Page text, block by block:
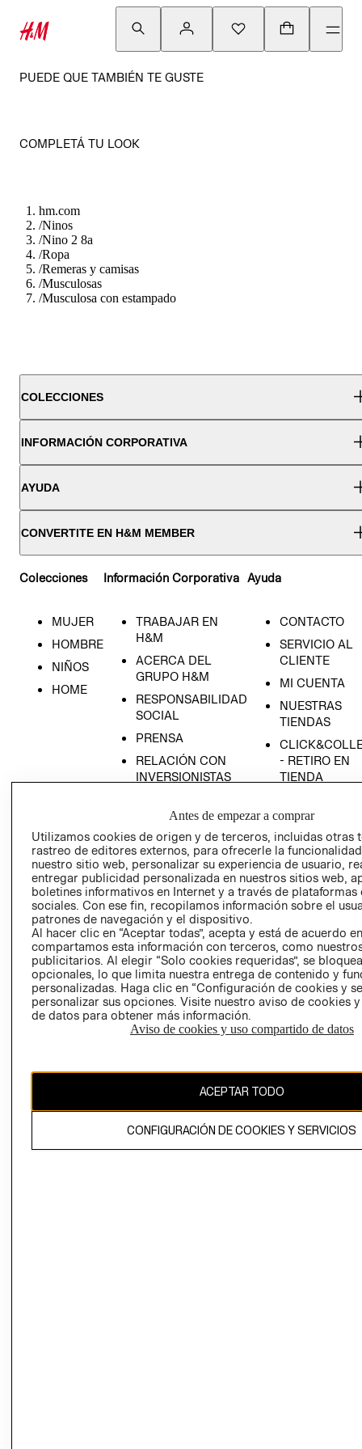
PUEDE QUE TAMBIÉN TE GUSTE
COMPLETÁ TU LOOK
hm.com
/Ninos
/Nino 2 8a
/Ropa
/Remeras y camisas
/Musculosas
/Musculosa con estampado
COLECCIONES
INFORMACIÓN CORPORATIVA
AYUDA
CONVERTITE EN H&M MEMBER
Colecciones
MUJER
HOMBRE
NIÑOS
HOME
Información Corporativa
TRABAJAR EN
H&M
ACERCA DEL
GRUPO H&M
RESPONSABILIDAD
SOCIAL
PRENSA
RELACIÓN CON
INVERSIONISTAS
EMPRESARIAL
Ayuda
CONTACTO
SERVICIO AL
CLIENTE
MI CUENTA
NUESTRAS
TIENDAS
- RETIRO EN
TIENDA
CONDICIONES
AVISO DE
PRIVACIDAD
GIFT CARD
AVISO DE
El contenido de esta página web está protegido por copyright y es
Antes de empezar a comprar
Utilizamos cookies de origen y de terceros, incluidas otras
rastreo de editores externos, para ofrecerle la
nuestro sitio web, personalizar su experiencia de usuario,
entregar publicidad personalizada en nuestros sitios web,
boletines informativos en Internet y a través de plataformas
sociales. Con ese fin, recopilamos información sobre el
patrones de navegación y el dispositivo.
Al hacer clic en “Aceptar todas”, acepta y está de acuerdo
compartamos esta información con terceros, como
publicitarios. Al elegir “Solo cookies requeridas”, se
opcionales, lo que limita nuestra entrega de contenido y
personalizadas. Haga clic en “Configuración de cookies y
personalizar sus opciones. Visite nuestro aviso de cookies
de datos para obtener más información.
Aviso de cookies y uso compartido de datos
ACEPTAR TODO
CONFIGURACIÓN DE COOKIES Y SERVICIOS